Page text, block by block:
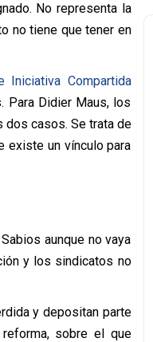
No representa la
no tiene que tener en
Iniciativa Compartida
Para Didier Maus, los
dos casos. Se trata de
existe un vínculo para
aunque no vaya
y los sindicatos no
y depositan parte
sobre el que